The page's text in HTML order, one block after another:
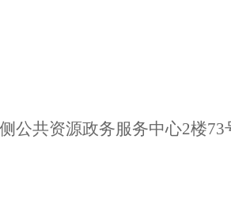
公共资源政务服务中心2楼73